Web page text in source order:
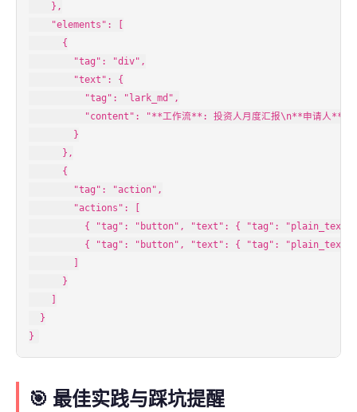
    },
    "elements": [
      {
        "tag": "div",
        "text": {
          "tag": "lark_md",
"content": "**工作流**: 投资人月度汇报\n**申请人
        }
      },
      {
        "tag": "action",
        "actions": [
{ "tag": "button", "text": { "tag":
{ "tag": "button", "text": { "tag":
      }
  }
}
🎯 最佳实践与踩坑提醒